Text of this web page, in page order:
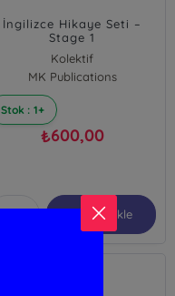
İngilizce Hikaye Seti –
Stage 1
Kolektif
MK Publications
Stok : 1+
₺600,00
Sepete Ekle